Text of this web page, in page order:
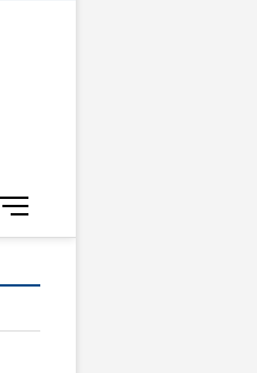
メ
ー
タ